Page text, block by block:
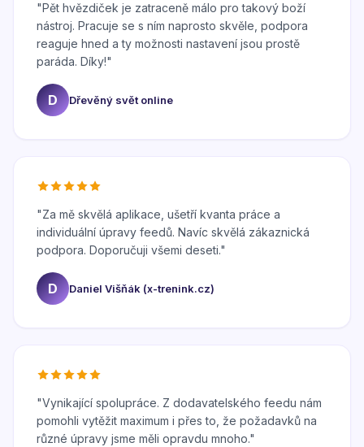
"Pět hvězdiček je zatraceně málo pro takový boží
nástroj. Pracuje se s ním naprosto skvěle, podpora
reaguje hned a ty možnosti nastavení jsou prostě
paráda. Díky!"
D Dřevěný svět online
"Za mě skvělá aplikace, ušetří kvanta práce a
individuální úpravy feedů. Navíc skvělá zákaznická
podpora. Doporučuji všemi deseti."
D Daniel Višňák (x-trenink.cz)
"Vynikající spolupráce. Z dodavatelského feedu nám
pomohli vytěžit maximum i přes to, že požadavků na
různé úpravy jsme měli opravdu mnoho."